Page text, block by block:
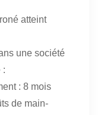
atteint
une société
:
: 8 mois
de main-